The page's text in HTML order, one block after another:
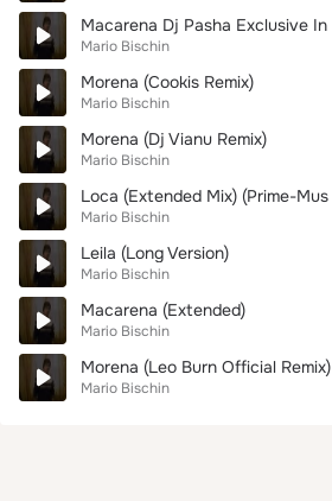
Macarena Dj Pasha Exclusive In
Mario Bischin
Morena (Cookis Remix)
Mario Bischin
Morena (Dj Vianu Remix)
Mario Bischin
Loca (Extended Mix) (Prime-Mus
Mario Bischin
Leila (Long Version)
Mario Bischin
Macarena (Extended)
Mario Bischin
Morena (Leo Burn Official Remix)
Mario Bischin